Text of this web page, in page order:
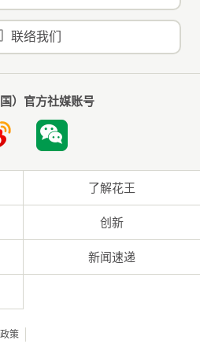
联络我们
）官方社媒账号
了解花王
创新
新闻速递
策